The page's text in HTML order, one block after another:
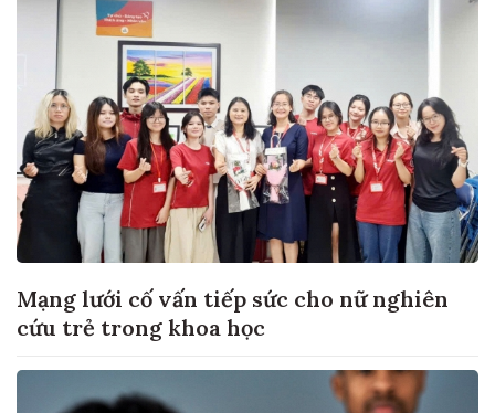
Mạng lưới cố vấn tiếp sức cho nữ nghiên
cứu trẻ trong khoa học